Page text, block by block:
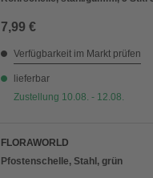
7,99 €
Verfügbarkeit im Markt prüfen
lieferbar
Zustellung 10.08. - 12.08.
FLORAWORLD
Pfostenschelle, Stahl, grün